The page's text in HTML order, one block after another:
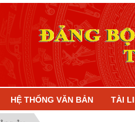
HỆ THỐNG VĂN BẢN TÀI